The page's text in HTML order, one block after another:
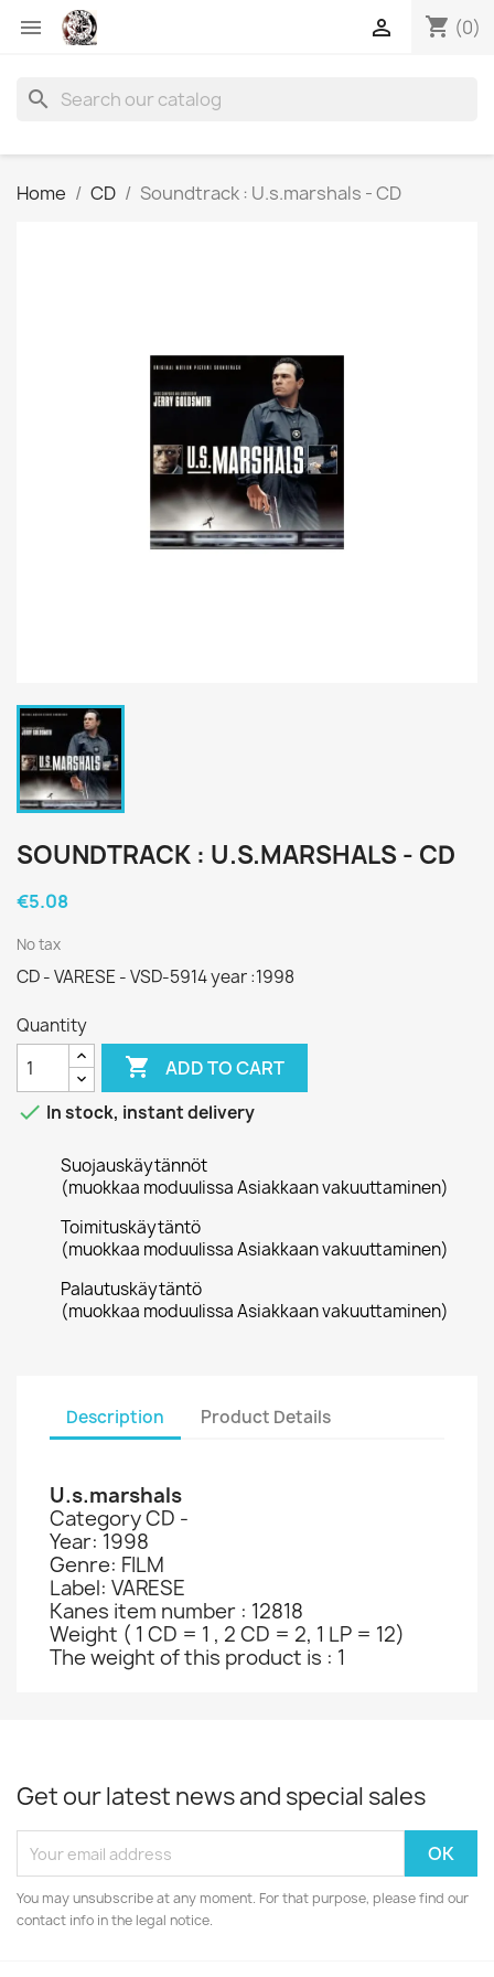
 shopping_cart (0)

search
Home CD Soundtrack : U.s.marshals - CD
SOUNDTRACK : U.S.MARSHALS - CD
€5.08
No tax
CD - VARESE - VSD-5914 year :1998
Quantity
 ADD TO CART
 In stock, instant delivery
Suojauskäytännöt
(muokkaa moduulissa Asiakkaan vakuuttaminen)
Toimituskäytäntö
(muokkaa moduulissa Asiakkaan vakuuttaminen)
Palautuskäytäntö
(muokkaa moduulissa Asiakkaan vakuuttaminen)
Description Product Details
U.s.marshals
Category CD -
Year: 1998
Genre: FILM
Label: VARESE
Kanes item number : 12818
Weight ( 1 CD = 1 , 2 CD = 2, 1 LP = 12)
The weight of this product is : 1
Get our latest news and special sales
You may unsubscribe at any moment. For that purpose, please find our
contact info in the legal notice.